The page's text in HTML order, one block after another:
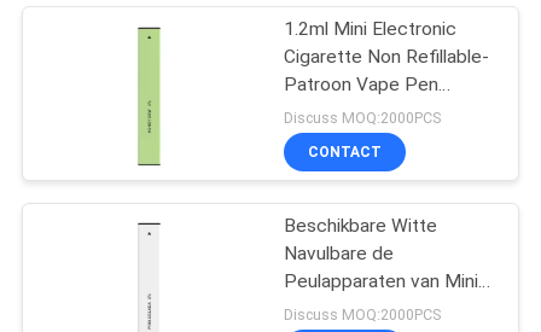
1.2ml Mini Electronic
Cigarette Non Refillable-
Patroon Vape Pen
Disposable
Discuss MOQ:2000PCS
CONTACT
Beschikbare Witte
Navulbare de
Peulapparaten van Mini
Electronic Cigarette
Discuss MOQ:2000PCS